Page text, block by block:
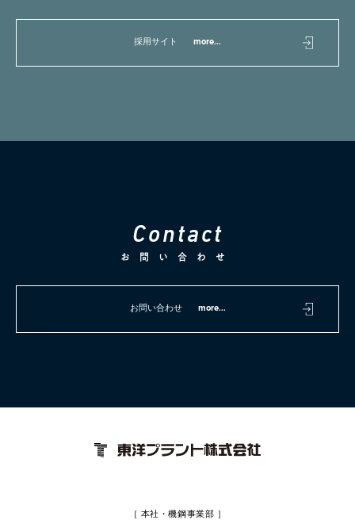
採用サイト more...
Contact
お問い合わせ
お問い合わせ more...
［ 本社・機鋼事業部 ］